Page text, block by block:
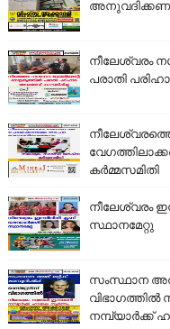
നീലേശ്വരം
പരാതി
കർമ്മസമിതി
നീലേശ്വരം
സ്ഥാനമേറ്റു
സംസ്ഥാന അത്
നമ്പ്യാർക്ക്